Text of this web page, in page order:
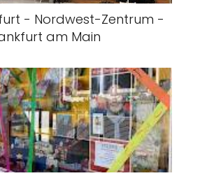
- Nordwest-Zentrum -
am Main